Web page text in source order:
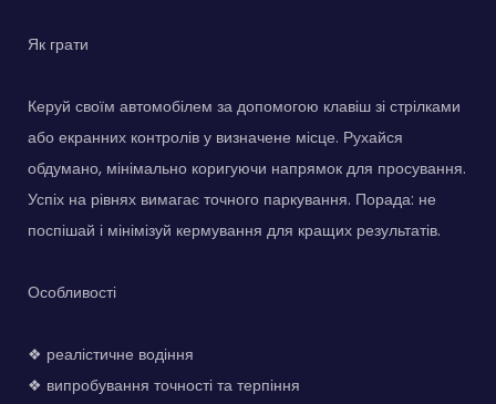
Як грати
Керуй своїм автомобілем за допомогою клавіш зі стрілками
або екранних контролів у визначене місце. Рухайся
обдумано, мінімально коригуючи напрямок для просування.
Успіх на рівнях вимагає точного паркування. Порада: не
поспішай і мінімізуй кермування для кращих результатів.
Особливості
❖ реалістичне водіння
❖ випробування точності та терпіння